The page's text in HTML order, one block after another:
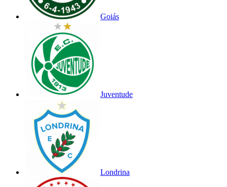
Goiás
Juventude
Londrina